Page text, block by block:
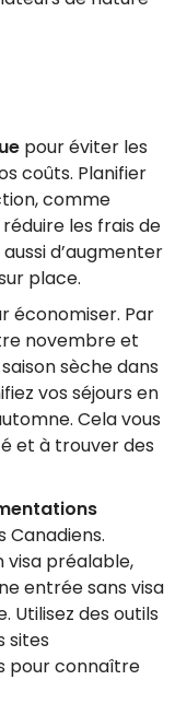
pour éviter les
coûts. Planifier
comme
les frais de
d’augmenter
place.
économiser. Par
novembre et
sèche dans
vos séjours en
Cela vous
et à trouver des
Canadiens.
visa préalable,
entrée sans visa
Utilisez des outils
sites
pour connaître